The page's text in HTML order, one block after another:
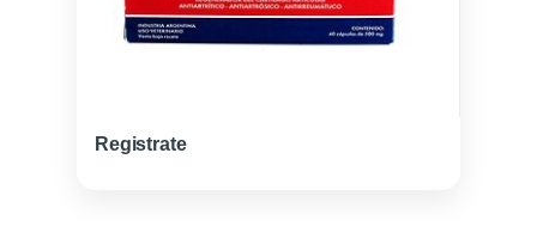
Registrate